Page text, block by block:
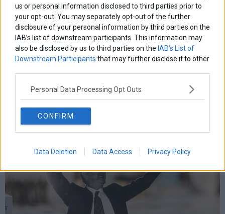
us or personal information disclosed to third parties prior to
your opt-out. You may separately opt-out of the further
disclosure of your personal information by third parties on the
IAB’s list of downstream participants. This information may
also be disclosed by us to third parties on the IAB’s List of
Downstream Participants that may further disclose it to other
Personal Data Processing Opt Outs
CONFIRM
Data Deletion Data Access Privacy Policy